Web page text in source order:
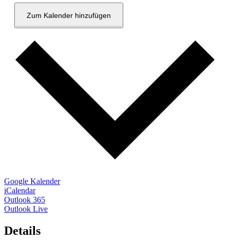
Zum Kalender hinzufügen
Google Kalender
iCalendar
Outlook 365
Outlook Live
Details